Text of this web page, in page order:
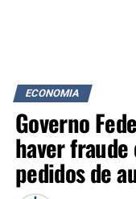
ECONOMIA
Governo
haver
pedidos de